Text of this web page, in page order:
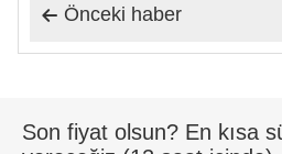
 Önceki haber
Son fiyat olsun? En kısa